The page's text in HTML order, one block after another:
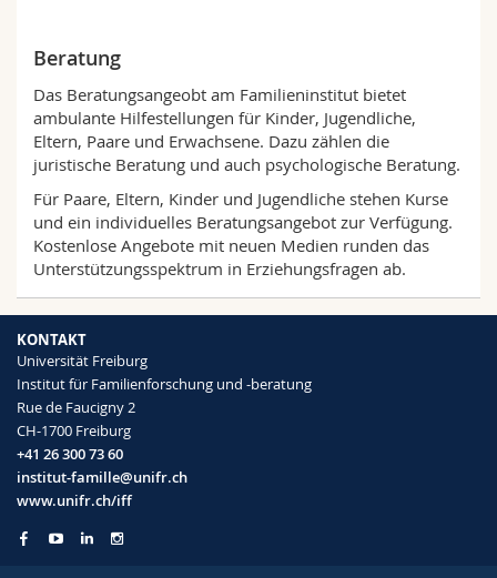
Beratung
Das Beratungsangeobt am Familieninstitut bietet
ambulante Hilfestellungen für Kinder, Jugendliche,
Eltern, Paare und Erwachsene. Dazu zählen die
juristische Beratung und auch psychologische Beratung.
Für Paare, Eltern, Kinder und Jugendliche stehen Kurse
und ein individuelles Beratungsangebot zur Verfügung.
Kostenlose Angebote mit neuen Medien runden das
Unterstützungsspektrum in Erziehungsfragen ab.
KONTAKT
Universität Freiburg
Institut für Familienforschung und -beratung
Rue de Faucigny 2
CH-1700 Freiburg
+41 26 300 73 60
institut-famille@unifr.ch
www.unifr.ch/iff